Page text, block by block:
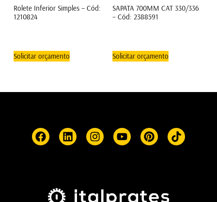
Rolete Inferior Simples – Cód:
1210824
Solicitar orçamento
SAPATA 700MM CAT 330/336
– Cód: 2388591
Solicitar orçamento